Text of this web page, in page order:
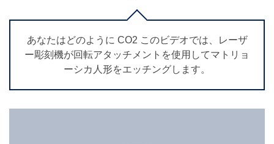
あなたはどのように CO2 このビデオでは、レーザ
ー彫刻機が回転アタッチメントを使用してマトリョ
ーシカ人形をエッチングします。